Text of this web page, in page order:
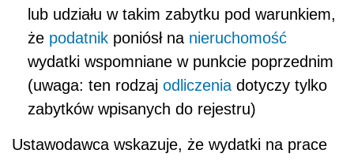
lub udziału w takim zabytku pod warunkiem,
że podatnik poniósł na nieruchomość
wydatki wspomniane w punkcie poprzednim
(uwaga: ten rodzaj odliczenia dotyczy tylko
zabytków wpisanych do rejestru)
Ustawodawca wskazuje, że wydatki na prace